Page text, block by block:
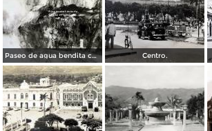
Paseo de agua bendita camino a Tuxtla. Centro.